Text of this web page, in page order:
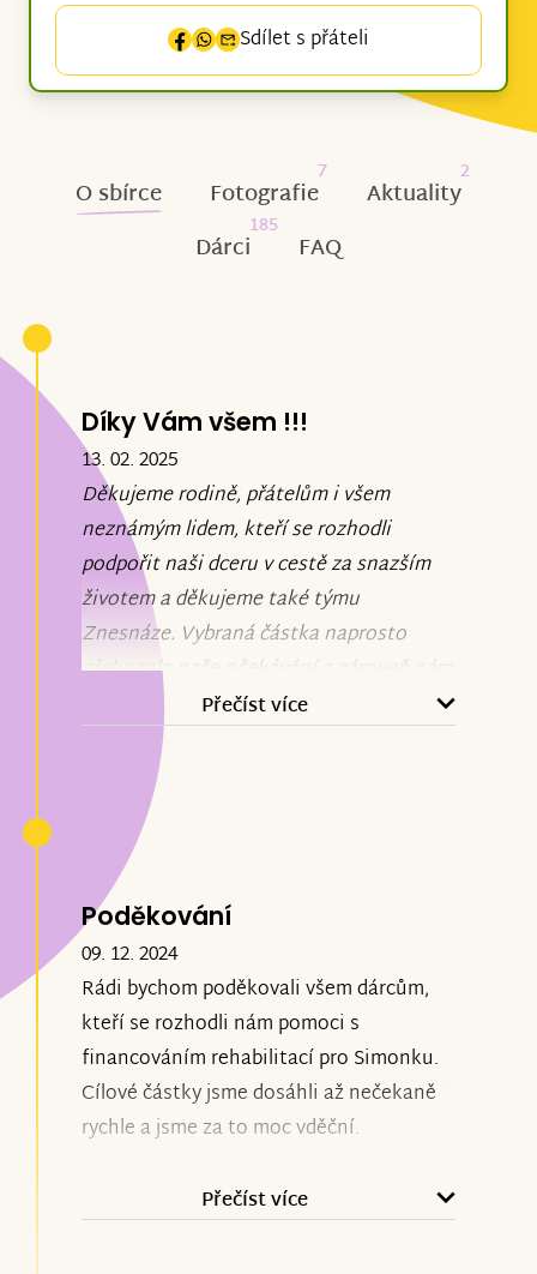
Sdílet s přáteli
O sbírce Fotografie
7
Aktuality
2
Dárci
185
FAQ
Díky Vám všem !!!
13. 02. 2025
Děkujeme rodině, přátelům i všem
neznámým lidem, kteří se rozhodli
podpořit naši dceru v cestě za snazším
životem a děkujeme také týmu
Znesnáze. Vybraná částka naprosto
překonala naše očekávání a zároveň nám
odpadla alespoň jedna starost - zda si
budeme péči moct dovolit a v jakém
rozsahu. Předpokládáme, že pokryjeme
další dva roky léčby.
Od začátku sbírky udělala Simonka malé
pokroky. Začala lézt po čtyřech a klečet.
Bohužel kvůli hypotonii je většina
pohybů, které vykonává, v nedostatečné
kvalitě a je potřeba s ní neustále cvičit a
korigovat. I tak nám ale každý tento
posun ve vývoji dělá obrovskou radost.
forma epilepsie a také se začínají
objevovat problémy s kyčlemi a
Přečíst více
Poděkování
09. 12. 2024
Rádi bychom poděkovali všem dárcům,
kteří se rozhodli nám pomoci s
financováním rehabilitací pro Simonku.
Cílové částky jsme dosáhli až nečekaně
rychle a jsme za to moc vděční.
Od uspořádání sbírky Simonka dokončila
Přečíst více